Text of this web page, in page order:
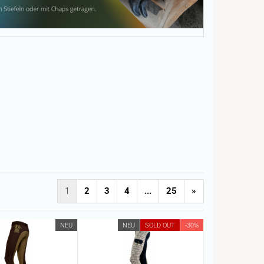
1 2 3 4 ... 25 »
NEU NEU SOLD OUT -30%